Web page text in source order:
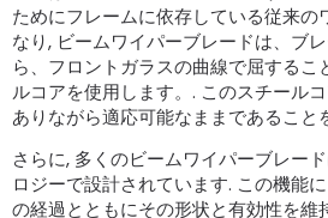
ためにフレームに依存している従来の
なり, ビームワイパーブレードは、ブ
ら、フロントガラスの曲線で屈するこ
ルコアを使用します。. このスチール
ありながら適応可能なままであること
さらに, 多くのビームワイパーブレー
ロジーで設計されています. この機能
の経過とともにその形状と有効性を維